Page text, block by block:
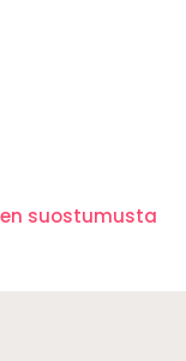
suostumusta